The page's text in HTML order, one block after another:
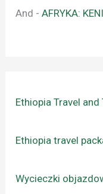
And -AFRYKA:
Ethiopia Travel and
Ethiopia travel
Wycieczki